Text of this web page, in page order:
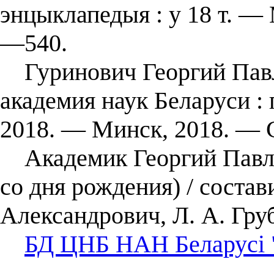
энцыклапедыя : у 18 т.
—540.
Гуринович Георгий
академия наук Беларуси
2018. — Минск, 2018. —
Академик Георгий
со дня рождения) /
Александрович, Л. А.
БД ЦНБ НАН Беларусі